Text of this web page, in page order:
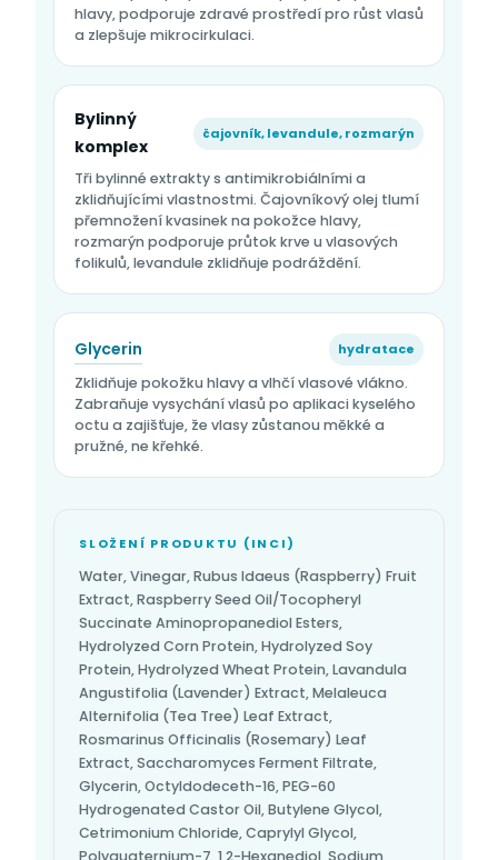
hlavy, podporuje zdravé prostředí pro růst vlasů
a zlepšuje mikrocirkulaci.
Bylinný
komplex
čajovník, levandule, rozmarýn
Tři bylinné extrakty s antimikrobiálními a
zklidňujícími vlastnostmi. Čajovníkový olej tlumí
přemnožení kvasinek na pokožce hlavy,
rozmarýn podporuje průtok krve u vlasových
folikulů, levandule zklidňuje podráždění.
Glycerin hydratace
Zklidňuje pokožku hlavy a vlhčí vlasové vlákno.
Zabraňuje vysychání vlasů po aplikaci kyselého
octu a zajišťuje, že vlasy zůstanou měkké a
pružné, ne křehké.
SLOŽENÍ PRODUKTU (INCI)
Water, Vinegar, Rubus Idaeus (Raspberry) Fruit
Extract, Raspberry Seed Oil/Tocopheryl
Succinate Aminopropanediol Esters,
Hydrolyzed Corn Protein, Hydrolyzed Soy
Protein, Hydrolyzed Wheat Protein, Lavandula
Angustifolia (Lavender) Extract, Melaleuca
Alternifolia (Tea Tree) Leaf Extract,
Rosmarinus Officinalis (Rosemary) Leaf
Extract, Saccharomyces Ferment Filtrate,
Glycerin, Octyldodeceth-16, PEG-60
Hydrogenated Castor Oil, Butylene Glycol,
Cetrimonium Chloride, Caprylyl Glycol,
Polyquaternium-7, 1,2-Hexanediol, Sodium